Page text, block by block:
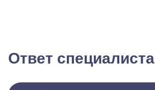
Ответ специалиста